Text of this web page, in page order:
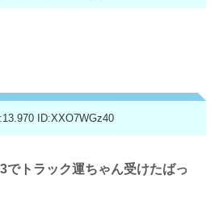
ID:XXO7WGz40
でトラック運ちゃん受けたばっ